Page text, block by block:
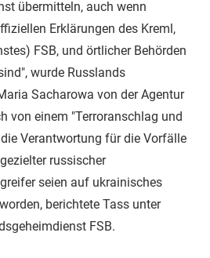
übermitteln, auch wenn
Erklärungen des Kreml,
FSB, und örtlicher Behörden
wurde Russlands
Sacharowa von der Agentur
von einem "Terroranschlag und
Verantwortung für die Vorfälle
russischer
seien auf ukrainisches
berichtete Tass unter
FSB.